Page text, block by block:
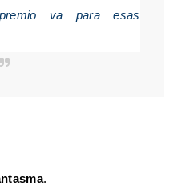
va para esas
.